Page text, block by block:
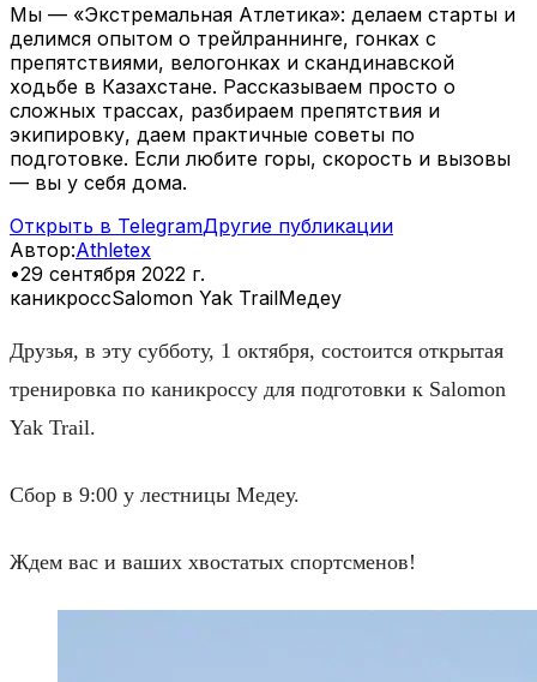
Мы — «Экстремальная Атлетика»: делаем старты и
делимся опытом о трейлраннинге, гонках с
препятствиями, велогонках и скандинавской
ходьбе в Казахстане. Рассказываем просто о
сложных трассах, разбираем препятствия и
экипировку, даем практичные советы по
подготовке. Если любите горы, скорость и вызовы
— вы у себя дома.
Открыть в TelegramДругие публикации
Автор:Athletex
•29 сентября 2022 г.
каникроссSalomon Yak TrailМедеу
Друзья, в эту субботу, 1 октября, состоится открытая
тренировка по каникроссу для подготовки к Salomon
Yak Trail.
Сбор в 9:00 у лестницы Медеу.
Ждем вас и ваших хвостатых спортсменов!